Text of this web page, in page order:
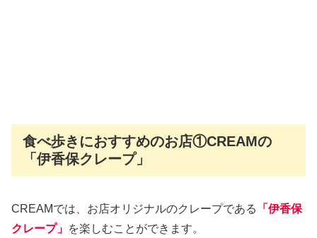
食べ歩きにおすすめのお店①CREAMの
「伊香保クレープ」
CREAMでは、お店オリジナルのクレープである
「伊香保
クレープ」 を楽しむことができます。